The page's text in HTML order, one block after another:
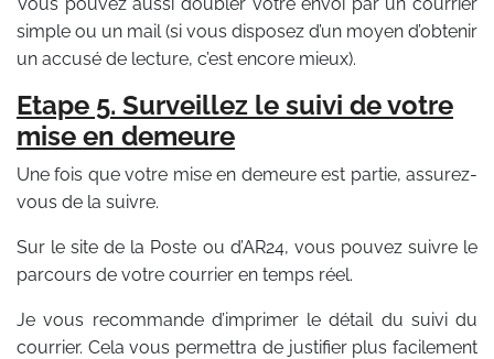
simple ou un mail (si vous disposez d’un moyen d’obtenir
un accusé de lecture, c’est encore mieux).
Etape 5. Surveillez le suivi de votre
mise en demeure
Une fois que votre mise en demeure est partie, assurez-
vous de la suivre.
Sur le site de la Poste ou d’AR24, vous pouvez suivre le
parcours de votre courrier en temps réel.
Je vous recommande d’imprimer le détail du suivi du
courrier. Cela vous permettra de justifier plus facilement